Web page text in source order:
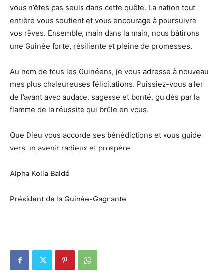
vous n’êtes pas seuls dans cette quête. La nation tout
entière vous soutient et vous encourage à poursuivre
vos rêves. Ensemble, main dans la main, nous bâtirons
une Guinée forte, résiliente et pleine de promesses.
Au nom de tous les Guinéens, je vous adresse à nouveau
mes plus chaleureuses félicitations. Puissiez-vous aller
de l’avant avec audace, sagesse et bonté, guidés par la
flamme de la réussite qui brûle en vous.
Que Dieu vous accorde ses bénédictions et vous guide
vers un avenir radieux et prospère.
Alpha Kolla Baldé
Président de la Guinée-Gagnante